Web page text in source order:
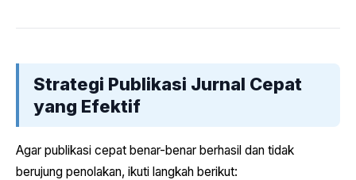
Strategi Publikasi Jurnal Cepat
yang Efektif
Agar publikasi cepat benar-benar berhasil dan tidak
berujung penolakan, ikuti langkah berikut: